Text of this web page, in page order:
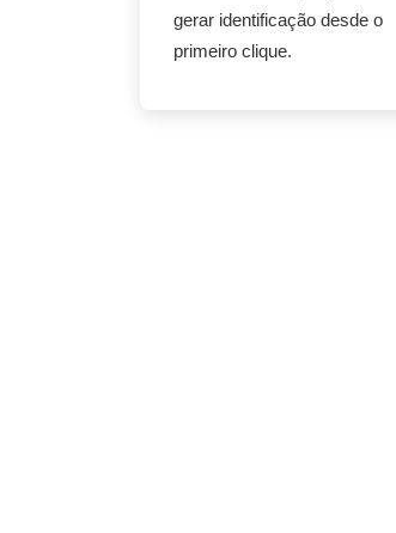
gerar identificação desde o
primeiro clique.